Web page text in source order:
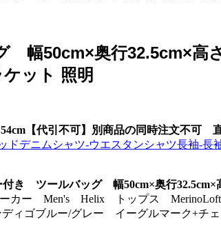
50cm×奥行32.5cm×高
ット 照明
【代引不可】別商品の同時注文不可
ドデニムシャツ-ウエスタンシャツ長袖-
き ツールバッグ 幅50cm×奥行32.5cm×
カー Men's Helix トップス
ィゴブルー/グレー イーグルマーク+